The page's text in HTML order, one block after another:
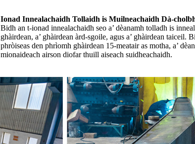
Ionad Innealachaidh Tollaidh is Muilneachaidh Dà-
Bidh an t-ionad innealachaidh seo a’ dèanamh tolladh is
ghàirdean, a’ ghàirdean àrd-sgoile, agus a’ ghàirdean taiceil.
phròiseas den phrìomh ghàirdean 15-meatair as motha, a’
mionaideach airson diofar thuill aiseach suidheachaidh.